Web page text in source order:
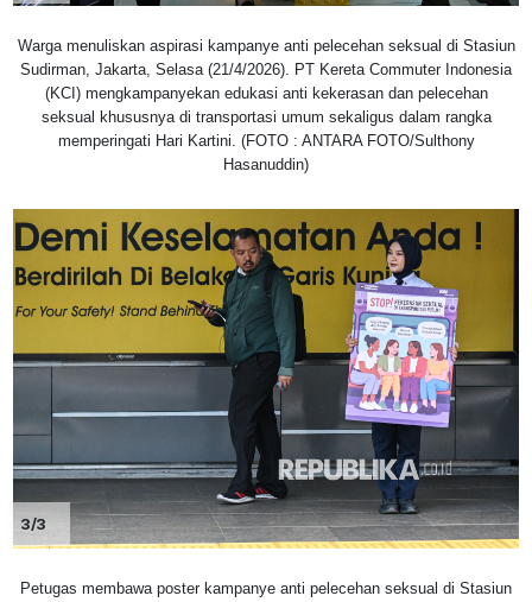
Warga menuliskan aspirasi kampanye anti pelecehan seksual di Stasiun
Sudirman, Jakarta, Selasa (21/4/2026). PT Kereta Commuter Indonesia
(KCI) mengkampanyekan edukasi anti kekerasan dan pelecehan
seksual khususnya di transportasi umum sekaligus dalam rangka
memperingati Hari Kartini. (FOTO : ANTARA FOTO/Sulthony
Hasanuddin)
3/3
Petugas membawa poster kampanye anti pelecehan seksual di Stasiun